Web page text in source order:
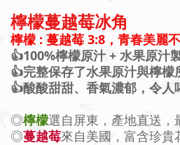
檸檬蔓越莓冰角
檸檬 : 蔓越莓 3:8，青春美麗不
👍100%檸檬原汁 + 水果原汁
👍完整保存了水果原汁與檸檬
👍酸酸甜甜、香氣濃郁，令人
◎檸檬選自屏東，產地直送，
◎蔓越莓來自美國，富含珍貴